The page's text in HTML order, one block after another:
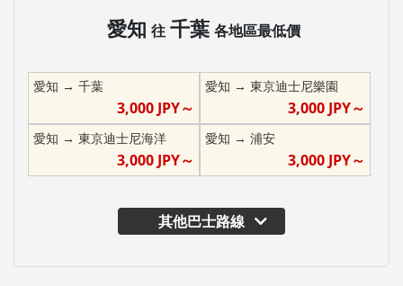
愛知 往 千葉 各地區最低價
愛知 → 千葉
3,000JPY～
愛知 → 東京迪士尼樂園
3,000 JPY～
愛知 → 東京迪士尼海洋
3,000JPY～
愛知 → 浦安
3,000 JPY～
其他巴士路線